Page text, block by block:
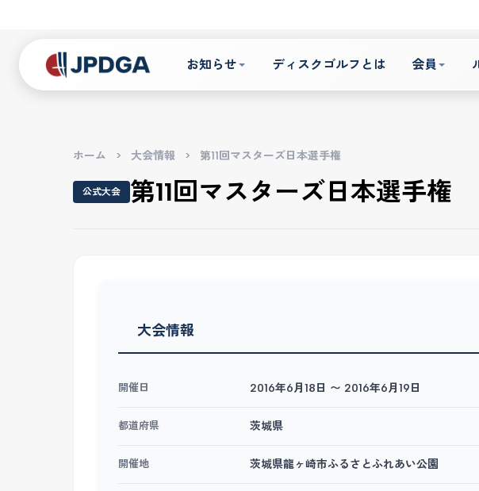
お知らせ ディスクゴルフとは 会員
ホーム > 大会情報 > 第11回マスターズ日本選手権
公式大会 第11回マスターズ日本選手権
大会情報
開催日 2016年6月18日 〜 2016年6月19日
都道府県 茨城県
開催地 茨城県龍ヶ崎市ふるさとふれあい公園